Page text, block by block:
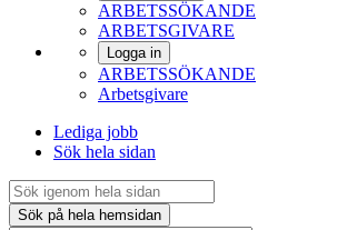
ARBETSSÖKANDE
ARBETSGIVARE
Logga in
ARBETSSÖKANDE
Arbetsgivare
Lediga jobb
Sök hela sidan